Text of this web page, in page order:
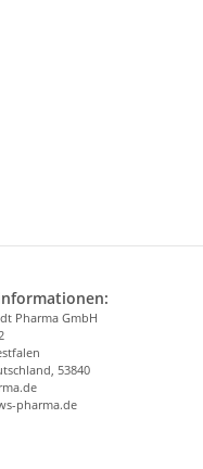
Pharma GmbH
53840
pharma.de